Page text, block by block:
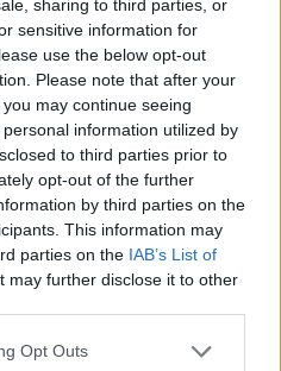
sharing to third parties, or
sensitive information for
use the below opt-out
Please note that after your
may continue seeing
information utilized by
to third parties prior to
opt-out of the further
by third parties on the
This information may
parties on the IAB’s List of
may further disclose it to other
Opt Outs
lévő OTP törzsrészvények
változott. A
darabszáma a 2009
darab.
hírarchívumához
előfizetéses
tartalmazza: